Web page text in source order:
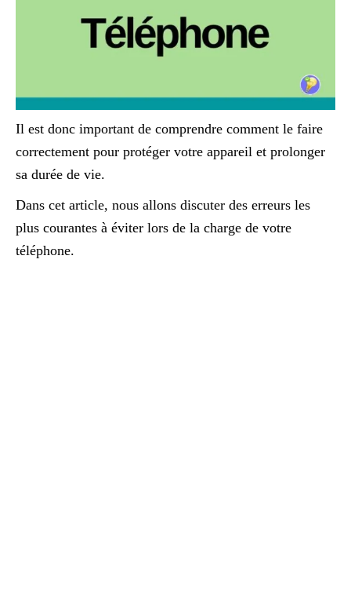
Il est donc important de comprendre comment le faire
correctement pour protéger votre appareil et prolonger
sa durée de vie.
Dans cet article, nous allons discuter des erreurs les
plus courantes à éviter lors de la charge de votre
téléphone.